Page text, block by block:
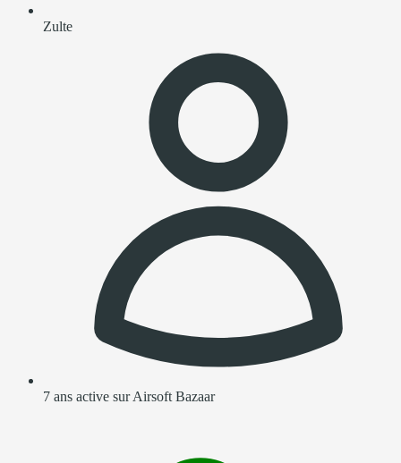
Zulte
7 ans active sur Airsoft Bazaar